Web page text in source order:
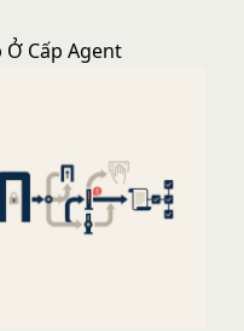
Cấp Agent